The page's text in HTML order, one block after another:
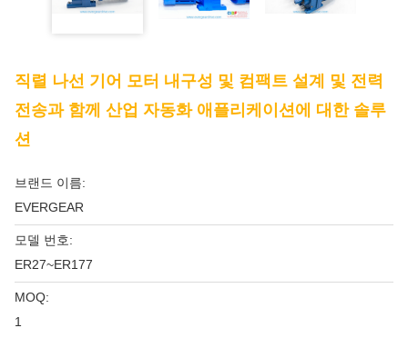
직렬 나선 기어 모터 내구성 및 컴팩트 설계 및 전력
전송과 함께 산업 자동화 애플리케이션에 대한 솔루
션
브랜드 이름:
EVERGEAR
모델 번호:
ER27~ER177
MOQ:
1